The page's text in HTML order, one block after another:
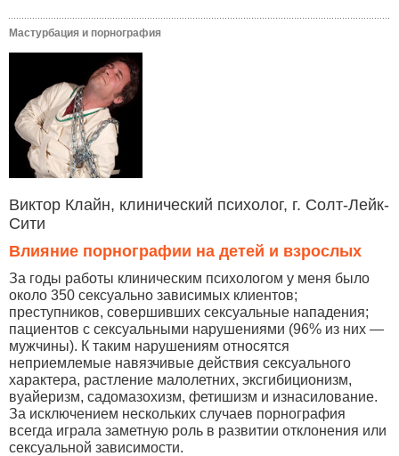
Мастурбация и порнография
Виктор Клайн, клинический психолог, г. Солт-Лейк-
Сити
Влияние порнографии на детей и взрослых
За годы работы клиническим психологом у меня было
около 350 сексуально зависимых клиентов;
преступников, совершивших сексуальные нападения;
пациентов с сексуальными нарушениями (96% из них —
мужчины). К таким нарушениям относятся
неприемлемые навязчивые действия сексуального
характера, растление малолетних, эксгибиционизм,
вуайеризм, садомазохизм, фетишизм и изнасилование.
За исключением нескольких случаев порнография
всегда играла заметную роль в развитии отклонения или
сексуальной зависимости.